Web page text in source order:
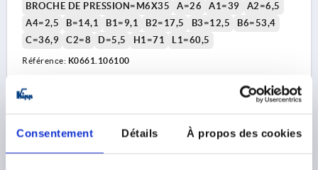
Consentement Détails À propos des cookies
BROCHE DE PRESSION=M6X35
A=26 A1=39
A2=6,5
A4=2,5
B=14,1 B1=9,1 B2=17,5 B3=12,5
B6=53,4
C=36,9
C2=8 D=5,5 H1=71 L1=60,5
Référence: K0661.106100
84,13 €
DÉTAILS